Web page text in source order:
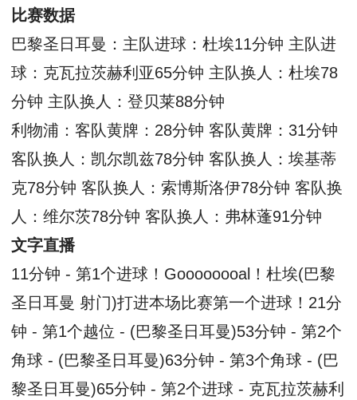
比赛数据
巴黎圣日耳曼：主队进球：杜埃11分钟 主队进
球：克瓦拉茨赫利亚65分钟 主队换人：杜埃78
分钟 主队换人：登贝莱88分钟
利物浦：客队黄牌：28分钟 客队黄牌：31分钟
客队换人：凯尔凯兹78分钟 客队换人：埃基蒂
克78分钟 客队换人：索博斯洛伊78分钟 客队换
人：维尔茨78分钟 客队换人：弗林蓬91分钟
文字直播
11分钟 - 第1个进球！Goooooooal！杜埃(巴黎
圣日耳曼 射门)打进本场比赛第一个进球！21分
钟 - 第1个越位 - (巴黎圣日耳曼)53分钟 - 第2个
角球 - (巴黎圣日耳曼)63分钟 - 第3个角球 - (巴
黎圣日耳曼)65分钟 - 第2个进球 - 克瓦拉茨赫利